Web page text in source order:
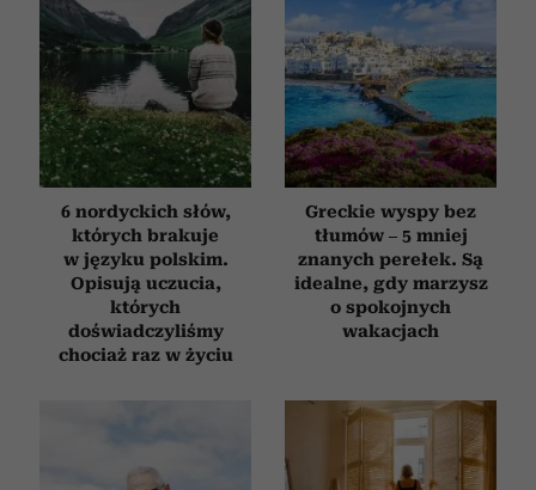
6 nordyckich słów,
których brakuje
w języku polskim.
Opisują uczucia,
których
doświadczyliśmy
chociaż raz w życiu
Greckie wyspy bez
tłumów – 5 mniej
znanych perełek. Są
idealne, gdy marzysz
o spokojnych
wakacjach